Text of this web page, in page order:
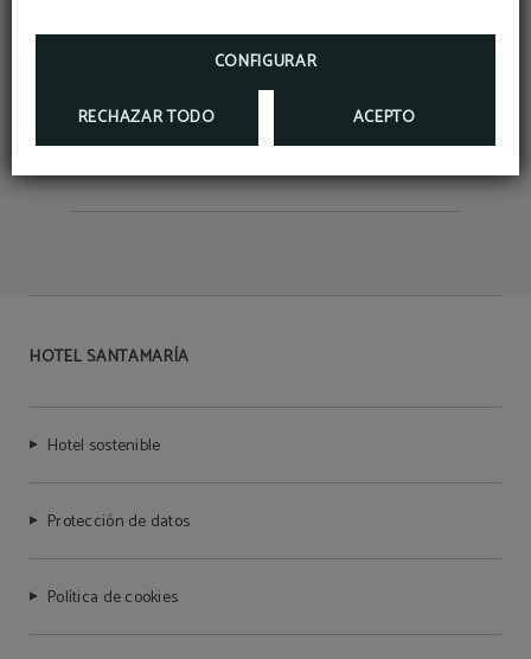
CONFIGURAR
RECHAZAR TODO ACEPTO
Descuento exclusivo web
HOTEL SANTAMARÍA
Hotel sostenible
Protección de datos
Política de cookies